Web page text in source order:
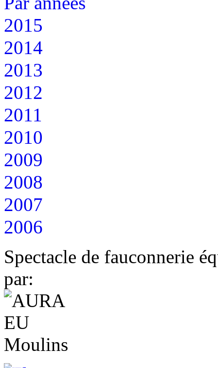
2015
2014
2013
2012
2011
2010
2009
2008
2007
2006
Spectacle de fauconnerie
par: